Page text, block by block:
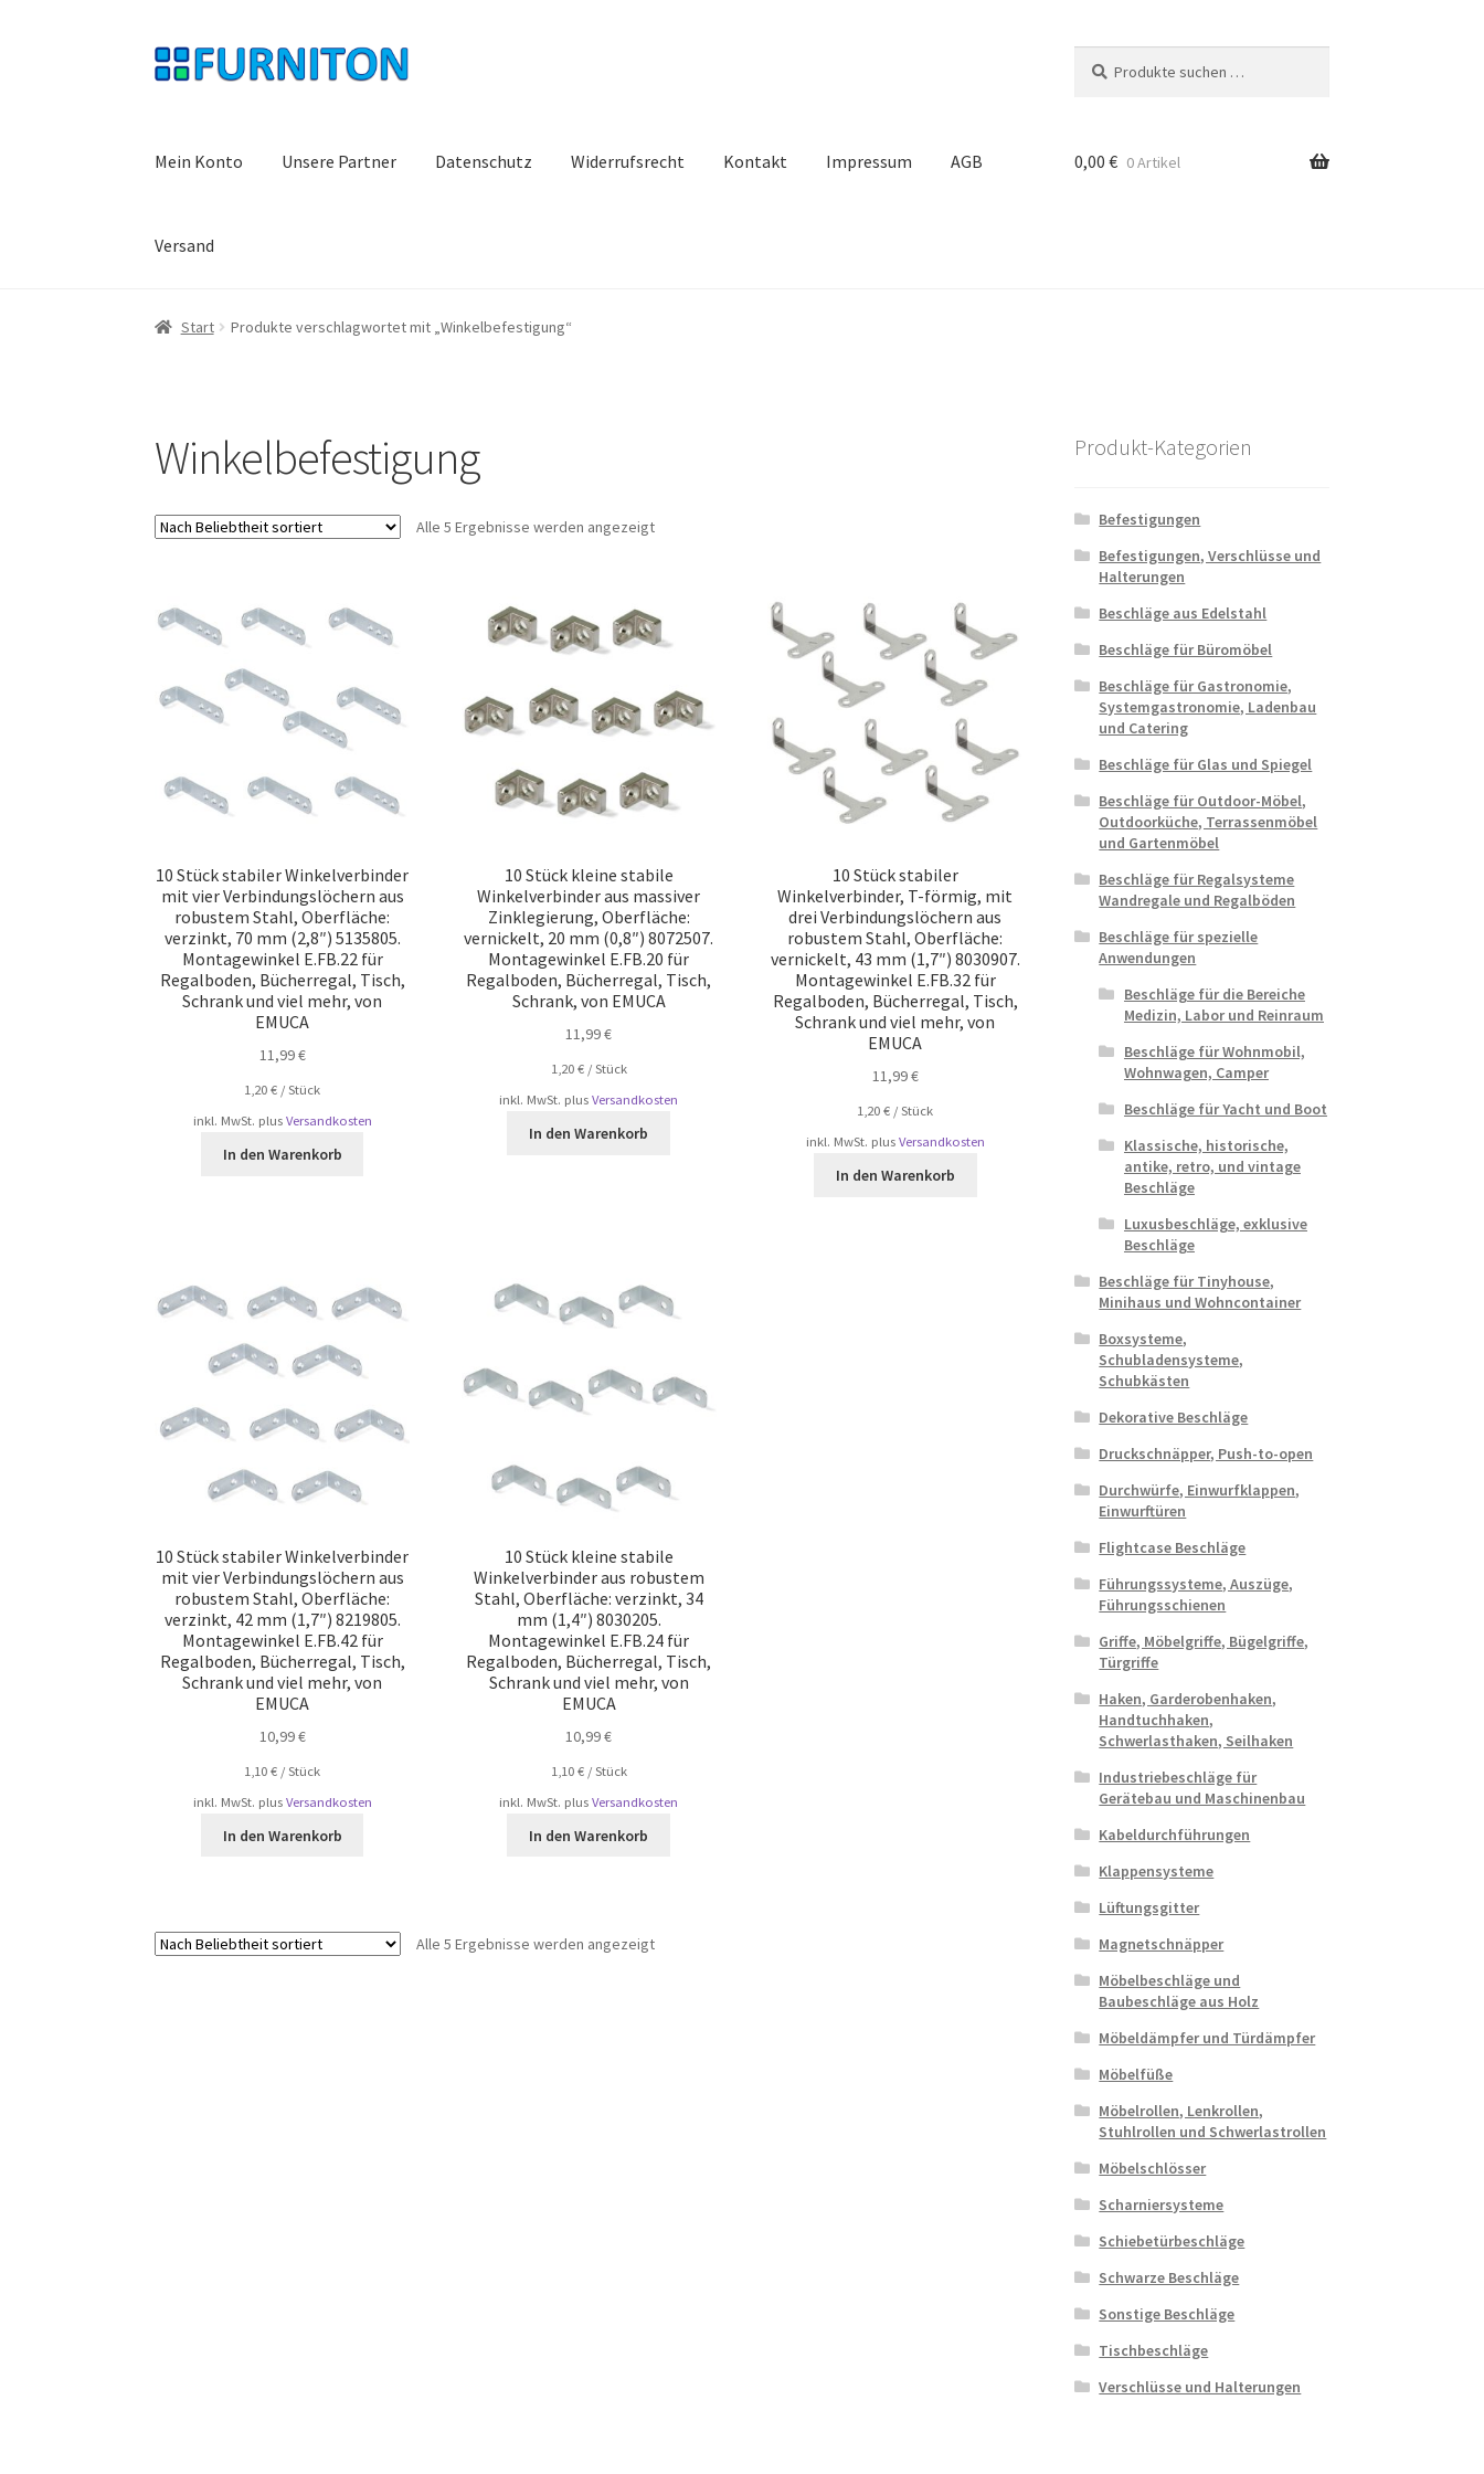
Zur
Navigation
Zum
Inhalt
nach:
Mein Konto Unsere Partner Datenschutz Widerrufsrecht Kontakt Impressum AGB
Versand
0,00 € 0 Artikel
Start Produkte verschlagwortet mit „Winkelbefestigung“
Winkelbefestigung
Alle 5 Ergebnisse werden angezeigtNach
10 Stück stabiler Winkelverbinder
mit vier Verbindungslöchern aus
robustem Stahl, Oberfläche:
verzinkt, 70 mm (2,8″) 5135805.
Montagewinkel E.FB.22 für
Regalboden, Bücherregal, Tisch,
Schrank und viel mehr, von
EMUCA
11,99€
1,20€ /Stück
inkl. MwSt. plus Versandkosten
In den Warenkorb
10 Stück kleine stabile
Winkelverbinder aus massiver
Zinklegierung, Oberfläche:
vernickelt, 20 mm (0,8″) 8072507.
Montagewinkel E.FB.20 für
Regalboden, Bücherregal, Tisch,
Schrank, von EMUCA
11,99€
1,20 €/ Stück
inkl. MwSt. plusVersandkosten
In den Warenkorb
10 Stück stabiler
Winkelverbinder, T-förmig, mit
drei Verbindungslöchern aus
robustem Stahl, Oberfläche:
vernickelt, 43 mm (1,7″) 8030907.
Montagewinkel E.FB.32 für
Regalboden, Bücherregal, Tisch,
Schrank und viel mehr, von
EMUCA
11,99€
1,20€ /Stück
inkl. MwSt. plus Versandkosten
In den Warenkorb
10 Stück stabiler Winkelverbinder
mit vier Verbindungslöchern aus
robustem Stahl, Oberfläche:
verzinkt, 42 mm (1,7″) 8219805.
Montagewinkel E.FB.42 für
Regalboden, Bücherregal, Tisch,
Schrank und viel mehr, von
EMUCA
10,99€
1,10€ /Stück
inkl. MwSt. plus Versandkosten
In den Warenkorb
10 Stück kleine stabile
Winkelverbinder aus robustem
Stahl, Oberfläche: verzinkt, 34
mm (1,4″) 8030205.
Montagewinkel E.FB.24 für
Regalboden, Bücherregal, Tisch,
Schrank und viel mehr, von
EMUCA
10,99€
1,10 €/ Stück
inkl. MwSt. plusVersandkosten
In den Warenkorb
Alle 5 Ergebnisse werden angezeigtNach
Produkt-Kategorien
Befestigungen
Befestigungen, Verschlüsse und
Halterungen
Beschläge aus Edelstahl
Beschläge für Büromöbel
Beschläge für Gastronomie,
Systemgastronomie, Ladenbau
und Catering
Beschläge für Glas und Spiegel
Beschläge für Outdoor-Möbel,
Outdoorküche, Terrassenmöbel
und Gartenmöbel
Beschläge für Regalsysteme
Wandregale und Regalböden
Beschläge für spezielle
Anwendungen
Beschläge für die Bereiche
Medizin, Labor und Reinraum
Beschläge für Wohnmobil,
Wohnwagen, Camper
Beschläge für Yacht und Boot
Klassische, historische,
antike, retro, und vintage
Beschläge
Luxusbeschläge, exklusive
Beschläge
Beschläge für Tinyhouse,
Minihaus und Wohncontainer
Boxsysteme,
Schubladensysteme,
Schubkästen
Dekorative Beschläge
Druckschnäpper, Push-to-open
Durchwürfe, Einwurfklappen,
Einwurftüren
Flightcase Beschläge
Führungssysteme, Auszüge,
Führungsschienen
Griffe, Möbelgriffe, Bügelgriffe,
Türgriffe
Haken, Garderobenhaken,
Handtuchhaken,
Schwerlasthaken, Seilhaken
Industriebeschläge für
Gerätebau und Maschinenbau
Kabeldurchführungen
Klappensysteme
Lüftungsgitter
Magnetschnäpper
Möbelbeschläge und
Baubeschläge aus Holz
Möbeldämpfer und Türdämpfer
Möbelfüße
Möbelrollen, Lenkrollen,
Stuhlrollen und Schwerlastrollen
Möbelschlösser
Scharniersysteme
Schiebetürbeschläge
Schwarze Beschläge
Sonstige Beschläge
Tischbeschläge
Verschlüsse und Halterungen